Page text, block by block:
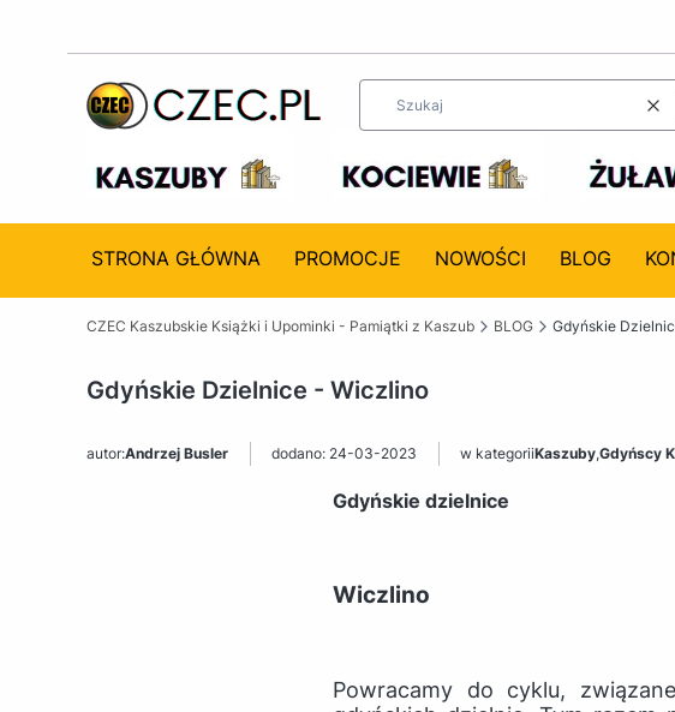
STRONA GŁÓWNA PROMOCJE NOWOŚCI BLOG
CZEC Kaszubskie Książki i Upominki - Pamiątki z Kaszub BLOG Gdyńskie
Gdyńskie Dzielnice - Wiczlino
autor:Andrzej Busler dodano: 24-03-2023 w kategoriiKaszuby,Gdyńscy
Gdyńskie dzielnice
Wiczlino
Powracamy do cyklu,